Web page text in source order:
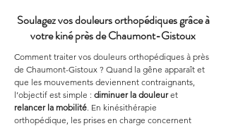
Soulagez vos douleurs orthopédiques grâce à
votre kiné près de Chaumont-Gistoux
Comment traiter vos douleurs orthopédiques à près
de Chaumont-Gistoux ? Quand la gêne apparaît et
que les mouvements deviennent contraignants,
l’objectif est simple : diminuer la douleur et
relancer la mobilité. En kinésithérapie
orthopédique, les prises en charge concernent